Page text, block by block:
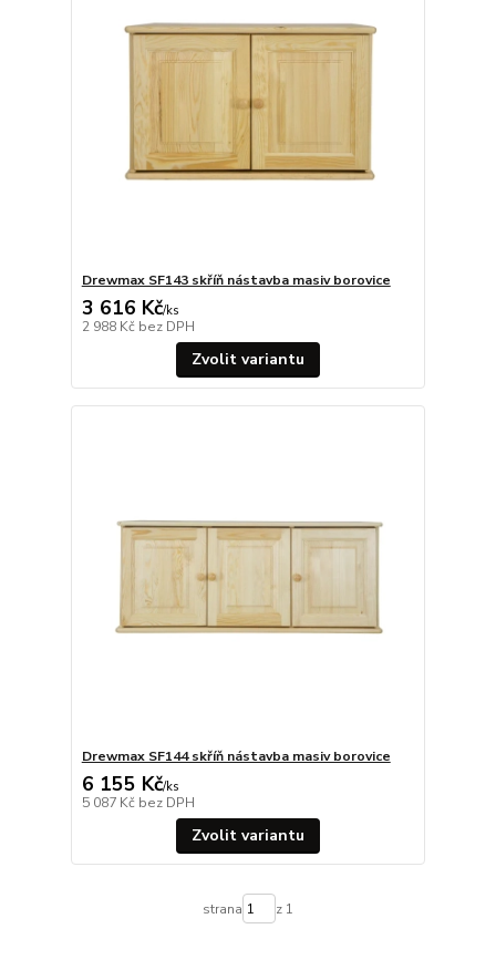
Drewmax SF143 skříň nástavba masiv borovice
3 616 Kč/ks
2 988 Kč bez DPH
Zvolit variantu
Drewmax SF144 skříň nástavba masiv borovice
6 155 Kč/ks
5 087 Kč bez DPH
Zvolit variantu
strana z 1